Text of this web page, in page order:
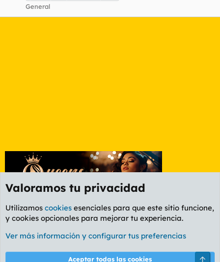
General
Etiquetas
Cookies
PL OLDSTYLE AMARILLO
Valoramos tu privacidad
Utilizamos cookies esenciales para que este sitio funcione,
y cookies opcionales para mejorar tu experiencia.
Ver más información y configurar tus preferencias
Aceptar todas las cookies